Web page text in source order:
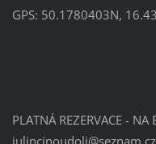
GPS: 50.1780403N,
PLATNÁ REZERVACE - NA